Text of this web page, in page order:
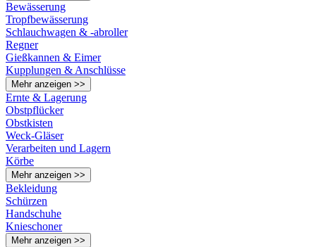
Bewässerung
Tropfbewässerung
Schlauchwagen & -abroller
Regner
Gießkannen & Eimer
Kupplungen & Anschlüsse
Mehr anzeigen >>
Ernte & Lagerung
Obstpflücker
Obstkisten
Weck-Gläser
Verarbeiten und Lagern
Körbe
Mehr anzeigen >>
Bekleidung
Schürzen
Handschuhe
Knieschoner
Mehr anzeigen >>